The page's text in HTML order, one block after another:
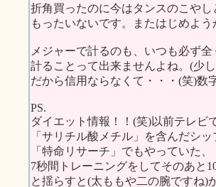
折角買ったのに今はタンスのこや
もったいないです。またはじめよう
メジャーで計るのも、いつも必ず
計ることって出来ませんよね。(少
だから信用ならなくて・・・(笑)数
PS.
ダイエット情報！！(笑)以前テレビで
「サリチル酸メチル」を含んだシ
「特命リサーチ」でもやっていた、
7秒間トレーニングをしてそのあと
と揺らすと(太ももや二の腕ですね)